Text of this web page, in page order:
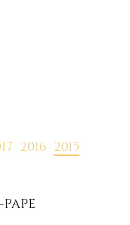
2016 2015